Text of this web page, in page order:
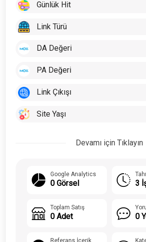
Günlük Hit
Link Türü
DA Değeri
PA Değeri
Link Çıkışı
Site Yaşı
Devamı için Tıklayın
Google Analytics
0 Görsel 3
Toplam Satış
0 Adet 0